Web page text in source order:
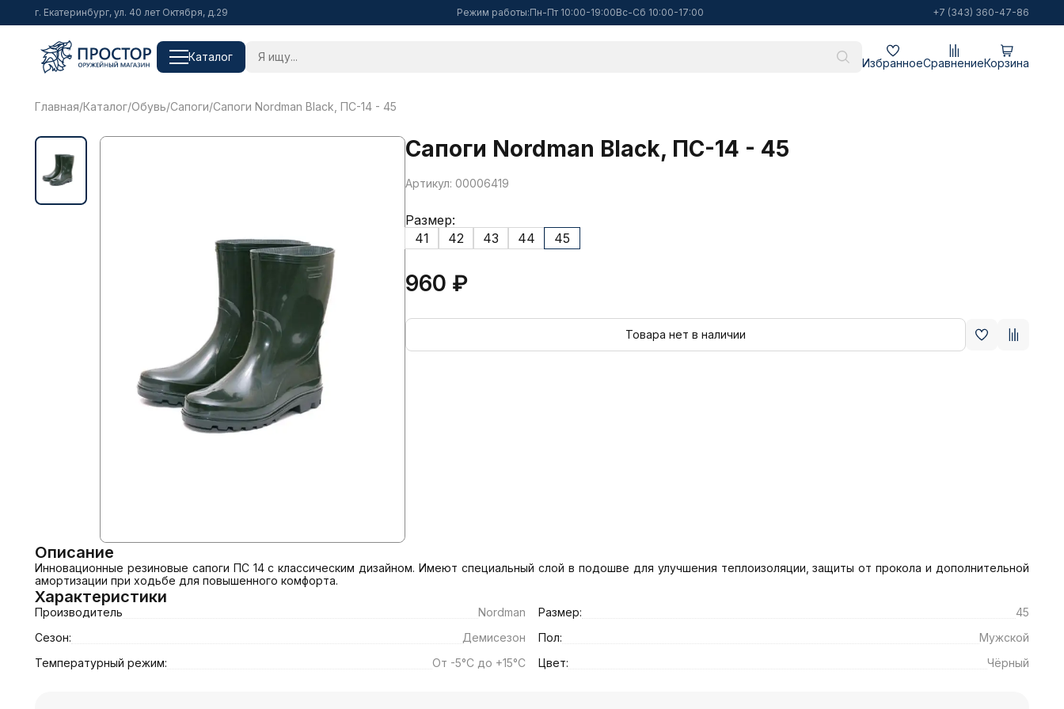
г. Екатеринбург, ул. 40 лет Октября, д.29 Режим работы:Пн-Пт 10:00-19:00Вс-Сб 10:00-17:00 +7 (343) 360-47-86
Каталог ИзбранноеСравнениеКорзина
Главная/Каталог/Обувь/Сапоги/Сапоги Nordman Black, ПС-14 - 45
Сапоги Nordman Black, ПС-14 - 45
Артикул: 00006419
Размер:
41
42 43 44 45
960 ₽
Товара нет в наличии
Описание
Инновационные резиновые сапоги ПС 14 с классическим дизайном. Имеют специальный слой в подошве для улучшения теплоизоляции, защиты от прокола и дополнительной
амортизации при ходьбе для повышенного комфорта.
Характеристики
Производитель Nordman Размер:
45
Сезон:
Демисезон Пол:
Мужской
Температурный режим:
От -5°C до +15°C Цвет: Чёрный